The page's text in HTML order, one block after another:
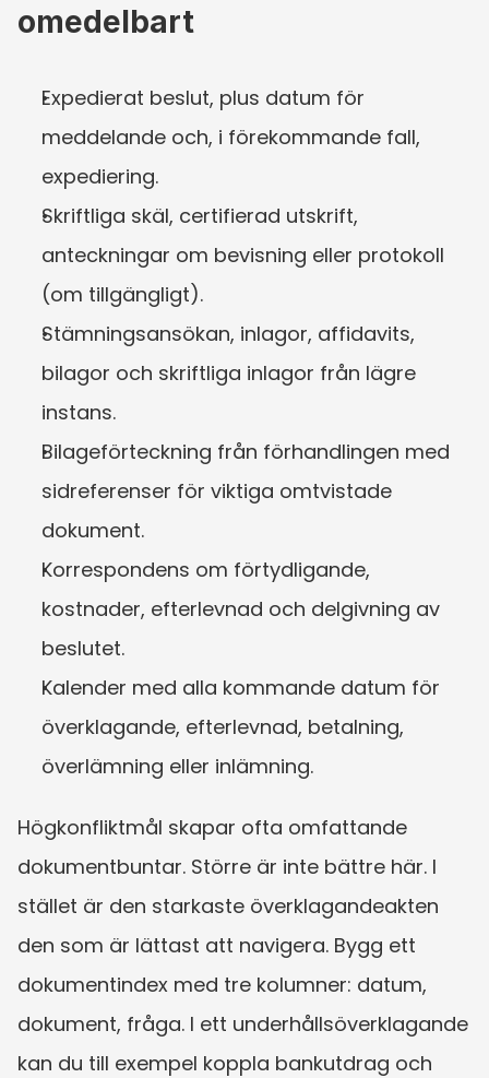
omedelbart
Expedierat beslut, plus datum för
meddelande och, i förekommande fall,
expediering.
Skriftliga skäl, certifierad utskrift,
anteckningar om bevisning eller protokoll
(om tillgängligt).
Stämningsansökan, inlagor, affidavits,
bilagor och skriftliga inlagor från lägre
instans.
Bilageförteckning från förhandlingen med
sidreferenser för viktiga omtvistade
dokument.
Korrespondens om förtydligande,
kostnader, efterlevnad och delgivning av
beslutet.
Kalender med alla kommande datum för
överklagande, efterlevnad, betalning,
överlämning eller inlämning.
Högkonfliktmål skapar ofta omfattande
dokumentbuntar. Större är inte bättre här. I
stället är den starkaste överklagandeakten
den som är lättast att navigera. Bygg ett
dokumentindex med tre kolumner: datum,
dokument, fråga. I ett underhållsöverklagande
kan du till exempel koppla bankutdrag och